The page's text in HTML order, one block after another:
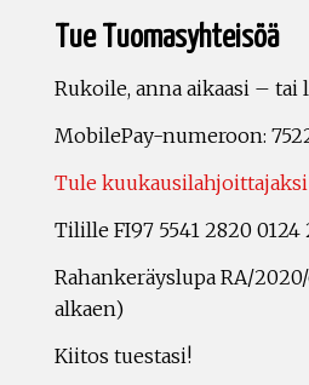
Tue Tuomasyhteisöä
Rukoile, anna aikaasi – tai
MobilePay-numeroon:
Tule kuukausilahjoittajaksi
Tilille FI97 5541 2820 0124
Rahankeräyslupa RA/2020/
alkaen)
Kiitos tuestasi!